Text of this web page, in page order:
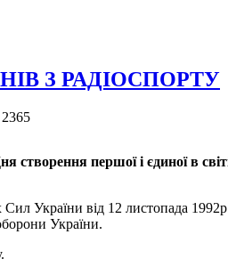
З РАДІОСПОРТУ
першої і єдиної в
України від 12 листопада
України.